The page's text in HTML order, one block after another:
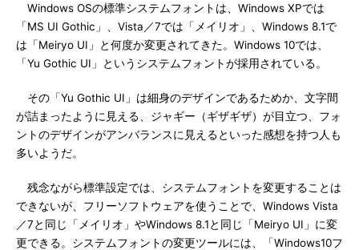
Windows OSの標準システムフォントは、Windows XPでは
「MS UI Gothic」、Vista／7では「メイリオ」、Windows 8.1で
は「Meiryo UI」と何度か変更されてきた。Windows 10では、
「Yu Gothic UI」というシステムフォントが採用されている。
その「Yu Gothic UI」は細身のデザインであるためか、文字間
が詰まったように見える、ジャギー（ギザギザ）が目立つ、フォ
ントのデザインがアンバランスに見えるといった感想を持つ人も
多いようだ。
残念ながら標準設定では、システムフォントを変更することは
できないが、フリーソフトウェアを使うことで、Windows Vista
／7と同じ「メイリオ」やWindows 8.1と同じ「Meiryo UI」に変
更できる。システムフォントの変更ツールには、「Windows10フ